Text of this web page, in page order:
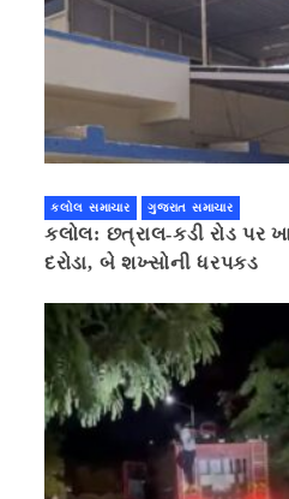
કલોલ સમાચાર ગુજરાત સમાચાર
કલોલ: છત્રાલ-કડી રોડ પર
દરોડા, બે શખ્સોની ધરપકડ